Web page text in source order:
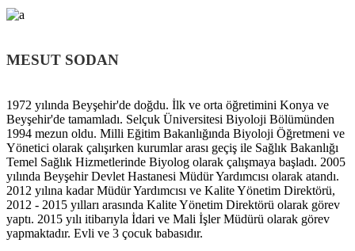
MESUT SODAN
1972 yılında Beyşehir'de doğdu. İlk ve orta öğretimini Konya ve
Beyşehir'de tamamladı. Selçuk Üniversitesi Biyoloji Bölümünden
1994 mezun oldu. Milli Eğitim Bakanlığında Biyoloji Öğretmeni ve
Yönetici olarak çalışırken kurumlar arası geçiş ile Sağlık Bakanlığı
Temel Sağlık Hizmetlerinde Biyolog olarak çalışmaya başladı. 2005
yılında Beyşehir Devlet Hastanesi Müdür Yardımcısı olarak atandı.
2012 yılına kadar Müdür Yardımcısı ve Kalite Yönetim Direktörü,
2012 - 2015 yılları arasında Kalite Yönetim Direktörü olarak görev
yaptı. 2015 yılı itibarıyla İdari ve Mali İşler Müdürü olarak görev
yapmaktadır. Evli ve 3 çocuk babasıdır.